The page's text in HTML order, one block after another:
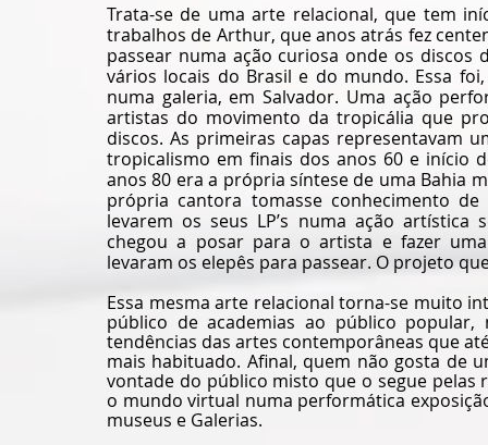
Trata-se de uma arte relacional, que tem
trabalhos de Arthur, que anos atrás fez
passear numa ação curiosa onde os
vários locais do Brasil e do mundo. Essa
numa galeria, em Salvador. Uma ação
artistas do movimento da tropicália que
discos. As primeiras capas representavam
tropicalismo em finais dos anos 60 e início
anos 80 era a própria síntese de uma Bahia
própria cantora tomasse conhecimento
levarem os seus LP’s numa ação
chegou a posar para o artista e fazer
levaram os elepês para passear. O projeto
Essa mesma arte relacional torna-se muito
público de academias ao público
tendências das artes contemporâneas que
mais habituado. Afinal, quem não gosta de
vontade do público misto que o segue pelas
o mundo virtual numa performática
museus e Galerias.